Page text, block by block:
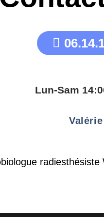
Lun-Sam